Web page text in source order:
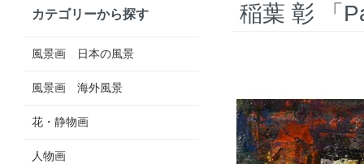
稲葉 彰 「
カテゴリーから探す
風景画 日本の風景
風景画 海外風景
花・静物画
人物画